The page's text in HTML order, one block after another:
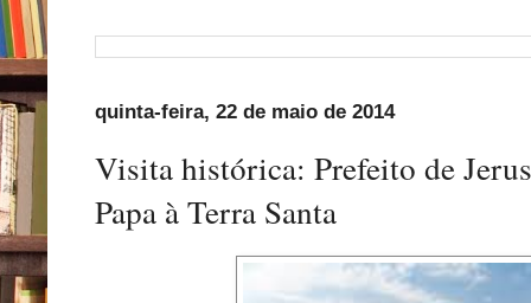
quinta-feira, 22 de maio de 2014
Visita histórica: Prefeito de
Papa à Terra Santa